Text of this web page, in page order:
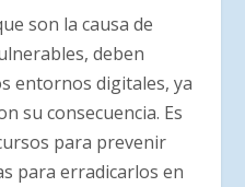
son la causa de
deben
entornos digitales, ya
su consecuencia. Es
para prevenir
para erradicarlos en